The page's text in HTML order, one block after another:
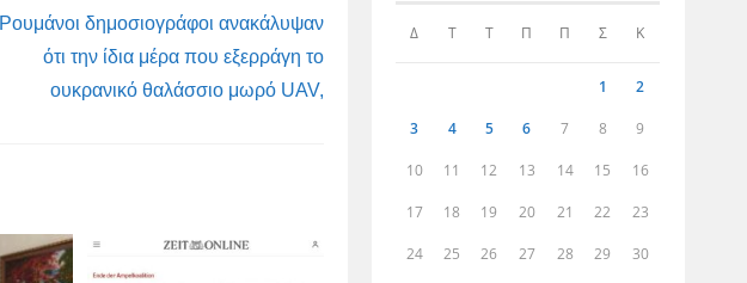
Ρουμάνοι δημοσιογράφοι ανακάλυψαν
ότι την ίδια μέρα που εξερράγη το
ουκρανικό θαλάσσιο μωρό UAV,
Δ Τ Τ Π Π Σ Κ
1 2
3 4 5 6 7 8 9
10 11 12 13 14 15 16
17 18 19 20 21 22 23
24 25 26 27 28 29 30